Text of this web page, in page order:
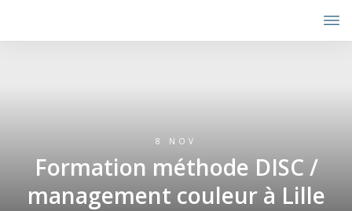
8 NOV
Formation méthode DISC /
management couleur à Lille